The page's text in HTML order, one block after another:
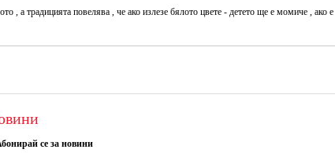
, а традицията повелява , че ако излезе бялото цвете - детето ще е момиче , ако
се за новини